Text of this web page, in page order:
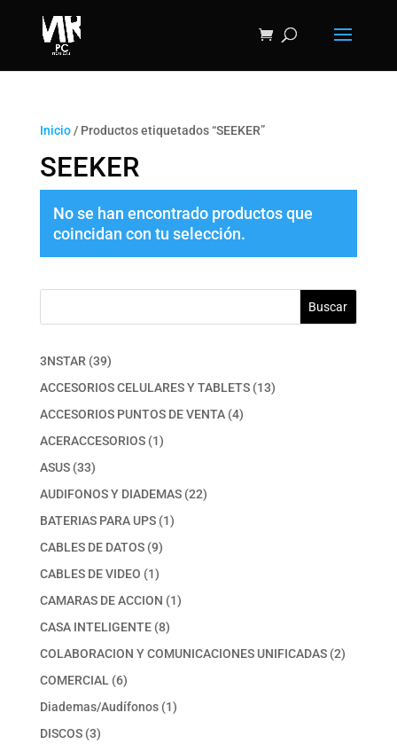
Inicio/ Productos etiquetados “SEEKER”
SEEKER
No se han encontrado productos que
coincidan con tu selección.
Buscar
3NSTAR 3939
productos
ACCESORIOS CELULARES Y TABLETS 1313
ACCESORIOS PUNTOS DE VENTA 44
ACERACCESORIOS 11
ASUS 3333
productos
AUDIFONOS Y DIADEMAS 2222
BATERIAS PARA UPS 11
CABLES DE DATOS 99
productos
CABLES DE VIDEO 11
producto
CAMARAS DE ACCION 11
CASA INTELIGENTE 88
productos
COLABORACION Y COMUNICACIONES UNIFICADAS 22
COMERCIAL 66
productos
Diademas/Audífonos 11
DISCOS 33